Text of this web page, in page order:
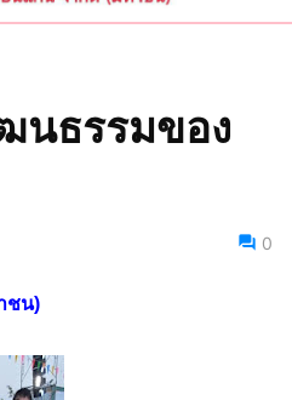
นธรรมของ
0
ชน)